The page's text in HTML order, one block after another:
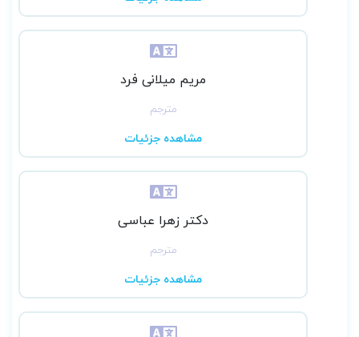
مریم میلانی فرد
مترجم
مشاهده جزئیات
دکتر زهرا عباسی
مترجم
مشاهده جزئیات